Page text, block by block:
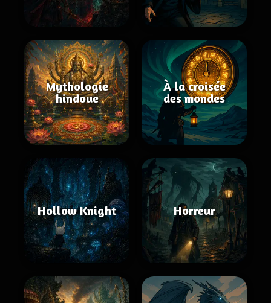
Mythologie
hindoue
À la croisée
des mondes
Hollow Knight Horreur